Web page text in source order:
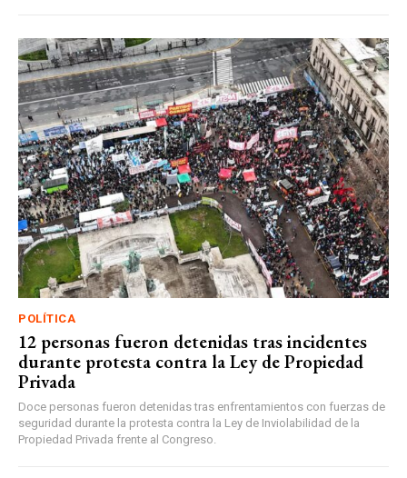
POLÍTICA
12 personas fueron detenidas tras incidentes
durante protesta contra la Ley de Propiedad
Privada
Doce personas fueron detenidas tras enfrentamientos con fuerzas de
seguridad durante la protesta contra la Ley de Inviolabilidad de la
Propiedad Privada frente al Congreso.